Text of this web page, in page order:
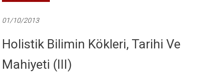
01/10/2013
Holistik Bilimin Kökleri, Tarihi Ve
Mahiyeti (III)